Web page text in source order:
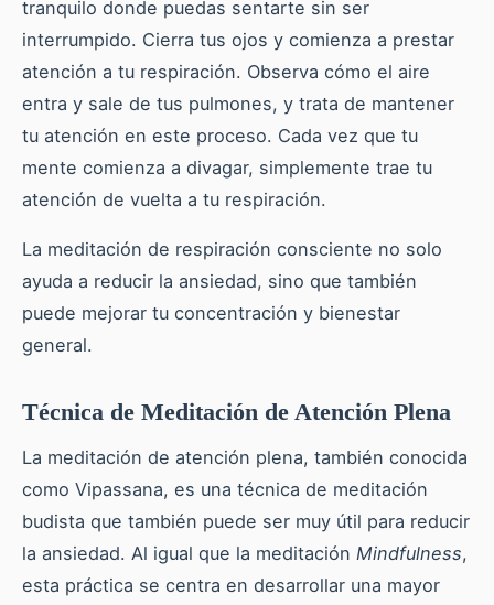
tranquilo donde puedas sentarte sin ser
interrumpido. Cierra tus ojos y comienza a prestar
atención a tu respiración. Observa cómo el aire
entra y sale de tus pulmones, y trata de mantener
tu atención en este proceso. Cada vez que tu
mente comienza a divagar, simplemente trae tu
atención de vuelta a tu respiración.
La meditación de respiración consciente no solo
ayuda a reducir la ansiedad, sino que también
puede mejorar tu concentración y bienestar
general.
Técnica de Meditación de Atención Plena
La meditación de atención plena, también conocida
como Vipassana, es una técnica de meditación
budista que también puede ser muy útil para reducir
la ansiedad. Al igual que la meditación Mindfulness,
esta práctica se centra en desarrollar una mayor